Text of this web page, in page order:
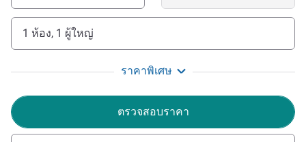
for the Île d'Oléron and Fort Boyard... So much awaits you!
Situated on the Charentes road between La Rochelle and
Royan, only a few miles from the coast, the town will
captivate you with its 17th Century architectural harmony
Jérôme Pladec and his team look forward to welcoming
you to Rochefort and their hotel, just a stone's throw from
1 ห้อง, 1 ผู้ใหญ่
ราคาพิเศษ
ตรวจสอบราคา